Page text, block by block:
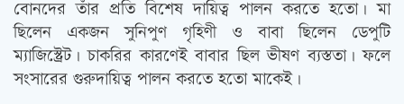
বোনদের তাঁর প্রতি বিশেষ দায়িত্ব পালন করতে হতো। মা
ছিলেন একজন সুনিপুণ গৃহিণী ও বাবা ছিলেন ডেপুটি
ম্যাজিস্ট্রেট। চাকরির কারণেই বাবার ছিল ভীষণ ব্যস্ততা। ফলে
সংসারের গুরুদায়িত্ব পালন করতে হতো মাকেই।